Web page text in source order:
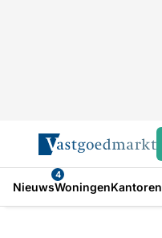
Nieuws
4
WoningenKantoren